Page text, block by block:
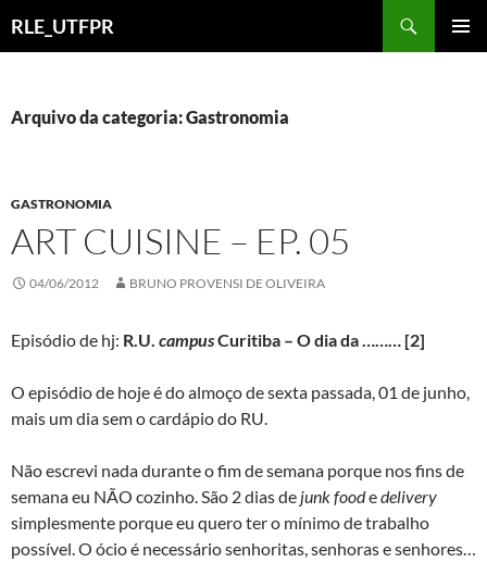
para
RLE_UTFPR
Arquivo da categoria: Gastronomia
GASTRONOMIA
ART CUISINE – EP. 05
04/06/2012 BRUNO PROVENSI DE OLIVEIRA
Episódio de hj: R.U. campusCuritiba – O dia da ……… [2]
O episódio de hoje é do almoço de sexta passada, 01 de junho,
mais um dia sem o cardápio do RU.
Não escrevi nada durante o fim de semana porque nos fins de
semana eu NÃO cozinho. São 2 dias de junk foodedelivery
simplesmente porque eu quero ter o mínimo de trabalho
possível. O ócio é necessário senhoritas, senhoras e senhores…